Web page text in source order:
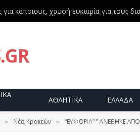
για κάποιους, χρυσή ευκαιρία για τους
ΑΘΛΗΤΙΚΑ ΕΛΛΑΔΑ
» Νέα Κροκεών » “ΕΥΦΟΡΙΑ” ” ΑΝΕΒΗΚΕ